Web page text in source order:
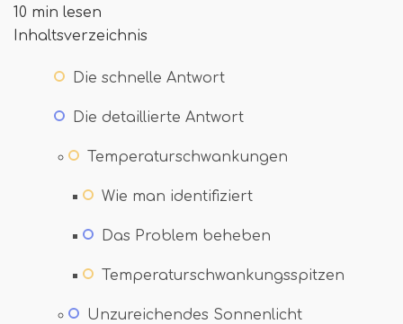
10 min lesen
Inhaltsverzeichnis
Die schnelle Antwort
Die detaillierte Antwort
Temperaturschwankungen
Wie man identifiziert
Das Problem beheben
Temperaturschwankungsspitzen
Unzureichendes Sonnenlicht